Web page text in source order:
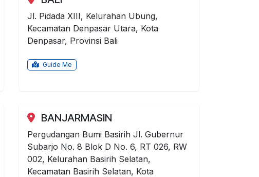
Jl. Pidada XIII, Kelurahan Ubung,
Kecamatan Denpasar Utara, Kota
Denpasar, Provinsi Bali
Guide Me
BANJARMASIN
Pergudangan Bumi Basirih Jl. Gubernur
Subarjo No. 8 Blok D No. 6, RT 026, RW
002, Kelurahan Basirih Selatan,
Kecamatan Basirih Selatan, Kota